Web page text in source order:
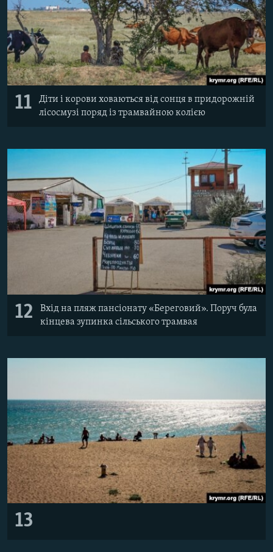
11
Діти і корови ховаються від сонця в придорожній
лісосмузі поряд із трамвайною колією
12
Вхід на пляж пансіонату «Береговий». Поруч була
кінцева зупинка сільського трамвая
13